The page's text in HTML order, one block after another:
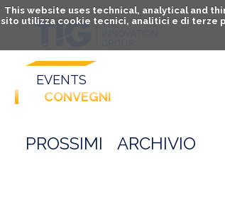
This website uses technical, analytical and
sito utilizza cookie tecnici, analitici e di terze
EVENTS
CONVEGNI
PROSSIMI ARCHIVIO